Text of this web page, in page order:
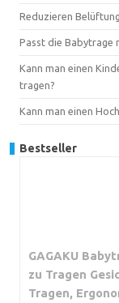
Reduzieren
Passt die Babytrage
Kann man einen
tragen?
Kann man einen
Bestseller
GAGAKU
zu Tragen
Tragen,